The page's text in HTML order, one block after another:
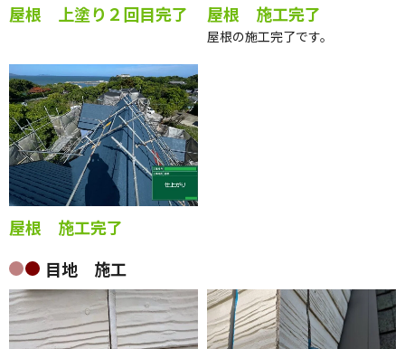
屋根 上塗り２回目完了 屋根 施工完了
屋根の施工完了です。
屋根 施工完了
目地 施工